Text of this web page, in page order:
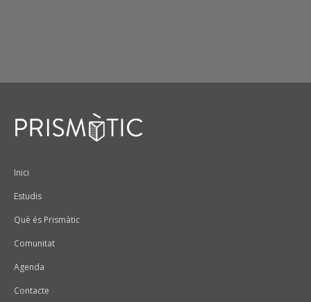
Peu
Inici
Estudis
Què és Prismàtic
Comunitat
Agenda
Contacte